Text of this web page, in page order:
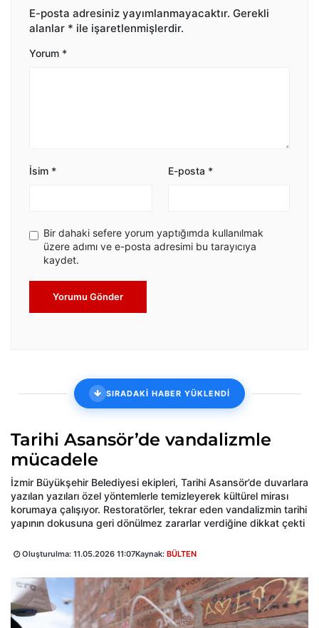
E-posta adresiniz yayımlanmayacaktır. Gerekli
alanlar * ile işaretlenmişlerdir.
Yorum *
İsim * E-posta *
Bir dahaki sefere yorum yaptığımda kullanılmak
üzere adımı ve e-posta adresimi bu tarayıcıya
kaydet.
Yorumu Gönder
SIRADAKİ HABER YÜKLENDİ
Tarihi Asansör’de vandalizmle
mücadele
İzmir Büyükşehir Belediyesi ekipleri, Tarihi Asansör’de duvarlara
yazılan yazıları özel yöntemlerle temizleyerek kültürel mirası
korumaya çalışıyor. Restoratörler, tekrar eden vandalizmin tarihi
yapının dokusuna geri dönülmez zararlar verdiğine dikkat çekti
Oluşturulma: 11.05.2026 11:07Kaynak: BÜLTEN